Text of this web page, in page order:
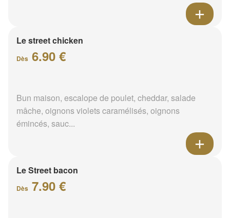
Le street chicken
Dès 6.90 €
Bun maison, escalope de poulet, cheddar, salade
mâche, oignons violets caramélisés, oignons
émincés, sauc...
Le Street bacon
Dès 7.90 €